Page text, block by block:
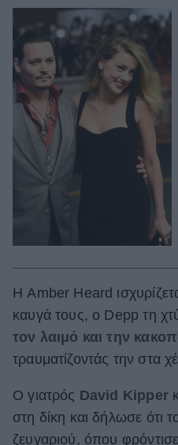
Η Amber Heard
καυγά τους, ο Depp τη
τον λαιμό και την
τραυματίζοντάς την στα
Ο γιατρός David Kipper
στη δίκη και δήλωσε ότι
ζευγαριού, όπου